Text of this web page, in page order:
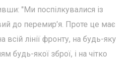
"Ми поспілкувалися із
до перемир’я. Проте це має
лінії фронту, на будь-яку
будь-якої зброї, і на чітко